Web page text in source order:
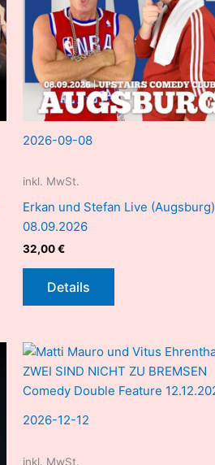
2026-09-08
inkl. MwSt.
Erkan und Stefan Live (Augsburg)
08.09.2026
32,00€
Details
2026-12-12
inkl. MwSt.